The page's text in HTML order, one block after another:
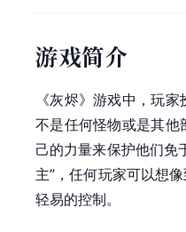
游戏简介
《灰烬》游戏中，玩
不是任何怪物或是其他
己的力量来保护他们免
主”，任何玩家可以想
轻易的控制。